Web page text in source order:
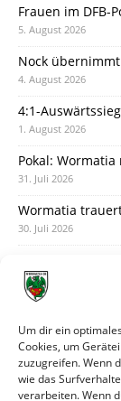
Um dir ein
Cookies, um
zuzugreifen. Wenn
wie das
verarbeiten. Wenn
Frauen im DFB-
5. August 2026
Nock
4. August 2026
4:1-
1. August 2026
Pokal:
31. Juli 2026
Wormatia
30. Juli 2026
28. Juli 2026
28. Juli 2026
Neue Podcast-
27. Juli 2026